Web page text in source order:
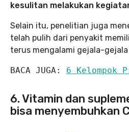
kesulitan melakukan
Selain itu, penelitian juga
telah pulih dari penyakit
terus mengalami gejala-
BACA JUGA: 6 Kelompok
6. Vitamin dan
bisa menyembuhkan